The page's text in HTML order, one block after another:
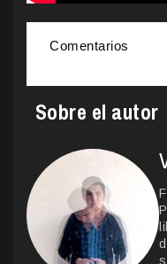
Comentarios
Sobre el autor